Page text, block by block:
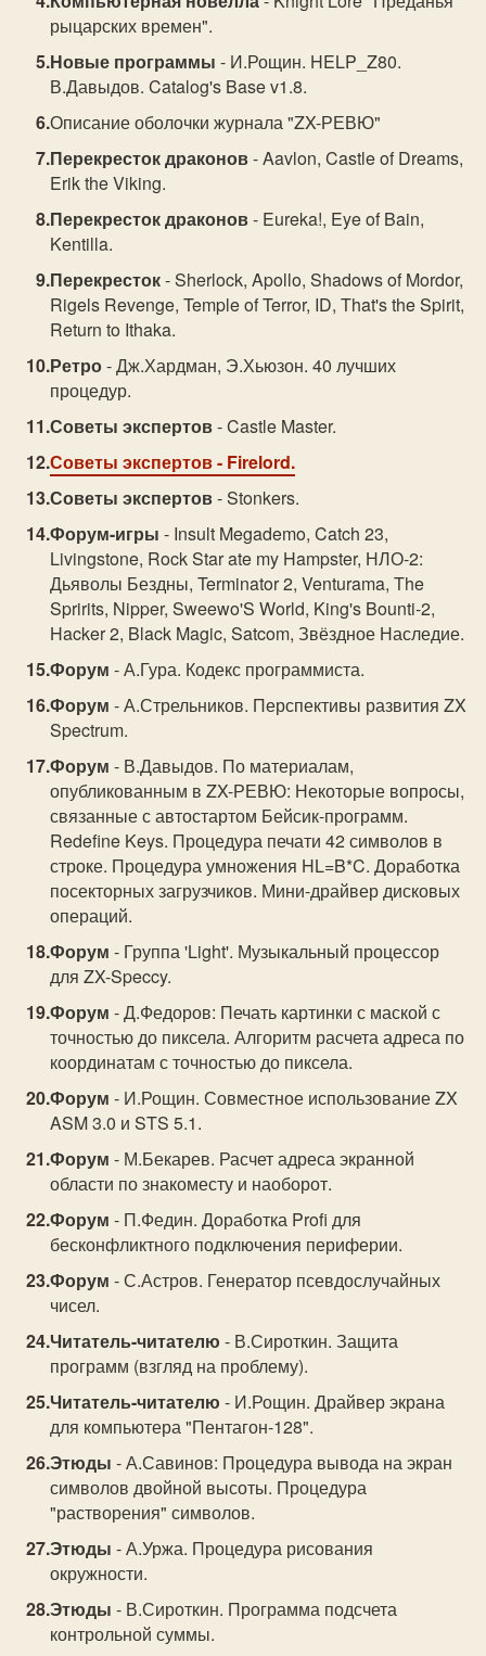
рыцарских времен".
Новые программы - И.Рощин. HELP_Z80.
В.Давыдов. Catalog's Base v1.8.
Описание оболочки журнала "ZX-РЕВЮ"
Перекресток драконов- Aavlon, Castle of Dreams,
Erik the Viking.
Перекресток драконов- Eureka!, Eye of Bain,
Kentilla.
Перекресток- Sherlock, Apollo, Shadows of Mordor,
Rigels Revenge, Temple of Terror, ID, That's the Spirit,
Return to Ithaka.
Ретро- Дж.Хардман, Э.Хьюзон. 40 лучших
процедур.
Советы экспертов- Castle Master.
Советы экспертов- Firelord.
Советы экспертов- Stonkers.
Форум-игры - Insult Megademo, Catch 23,
Livingstone, Rock Star ate my Hampster, НЛО-2:
Дьяволы Бездны, Terminator 2, Venturama, The
Spririts, Nipper, Sweewo'S World, King's Bounti-2,
Hacker 2, Black Magic, Satcom, Звёздное Наследие.
Форум - А.Гура. Кодекс программиста.
Форум - А.Стрельников. Перспективы развития ZX
Spectrum.
Форум - В.Давыдов. По материалам,
опубликованным в ZX-РЕВЮ: Некоторые вопросы,
связанные с автостартом Бейсик-программ.
Redefine Keys. Процедура печати 42 символов в
строке. Процедура умножения HL=B*C. Доработка
посекторных загрузчиков. Мини-драйвер дисковых
операций.
Форум - Группа 'Light'. Музыкальный процессор
для ZX-Speccy.
Форум - Д.Федоров: Печать картинки с маской с
точностью до пиксела. Алгоритм расчета адреса по
координатам с точностью до пиксела.
Форум - И.Рощин. Совместное использование ZX
ASM 3.0 и STS 5.1.
Форум - М.Бекарев. Расчет адреса экранной
области по знакоместу и наоборот.
Форум - П.Федин. Доработка Profi для
бесконфликтного подключения периферии.
Форум - С.Астров. Генератор псевдослучайных
чисел.
Читатель-читателю - В.Сироткин. Защита
программ (взгляд на проблему).
Читатель-читателю - И.Рощин. Драйвер экрана
для компьютера "Пентагон-128".
Этюды - А.Савинов: Процедура вывода на экран
символов двойной высоты. Процедура
"растворения" символов.
Этюды - А.Уржа. Процедура рисования
окружности.
Этюды - В.Сироткин. Программа подсчета
контрольной суммы.